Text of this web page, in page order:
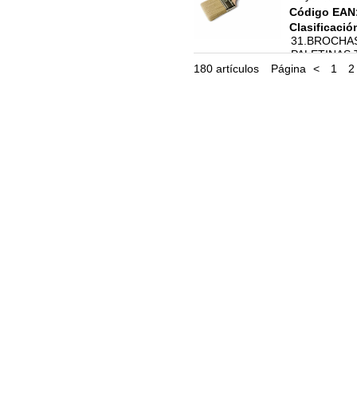
Código
PALETINAS
Página
< 1 2
180 artículos